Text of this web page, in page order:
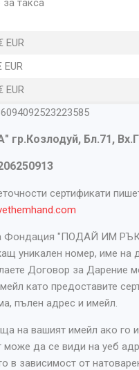
EUR
EUR
EUR
Бл.71,
сертификати
Фондация "ПОДАЙ ИМ
уникален номер, име на
Договор за Дарение
като предоставите
пълен адрес и имейл.
на вашият имейл ако го
може да се види на уеб
в зависимост от